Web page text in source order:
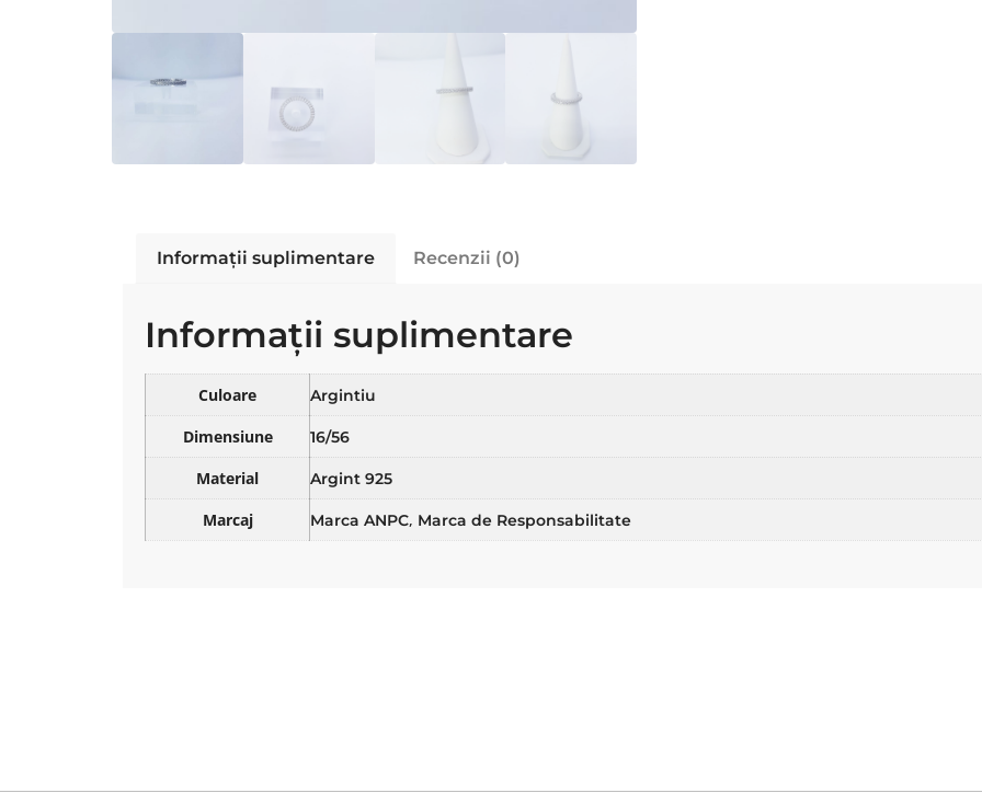
Informații suplimentare Recenzii (0)
Informații suplimentare
Culoare Argintiu
Dimensiune 16/56
Material Argint 925
Marcaj Marca ANPC, Marca de Responsabilitate